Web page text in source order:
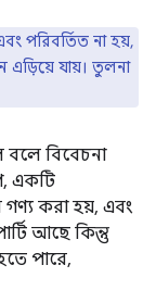
পরিবর্তিত না হয়,
যায়। তুলনা
বিবেচনা
একটি
গণ্য করা হয়, এবং
আছে কিন্তু
পারে,